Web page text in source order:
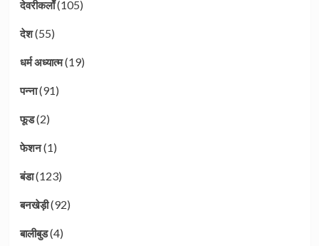
देवरीकलाँ(105)
देश(55)
धर्म अध्यात्म(19)
पन्ना(91)
फूड(2)
फेशन(1)
बंडा(123)
बनखेड़ी(92)
बालीबुड(4)